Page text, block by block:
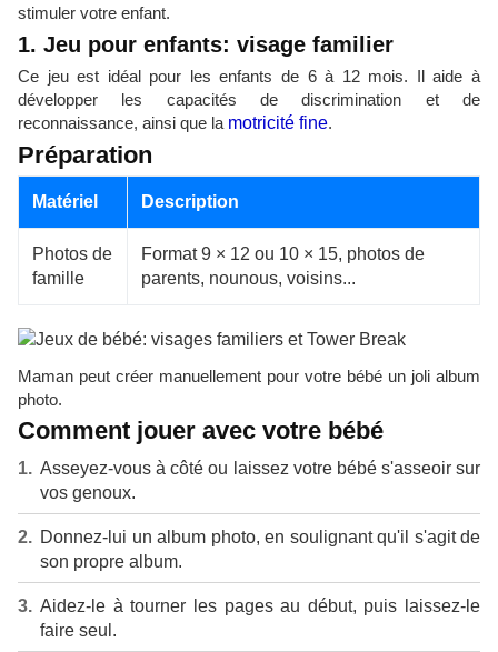
stimuler votre enfant.
1. Jeu pour enfants: visage familier
Ce jeu est idéal pour les enfants de 6 à 12 mois. Il aide à
développer les capacités de discrimination et de
reconnaissance, ainsi que la motricité fine.
Préparation
Matériel Description
Photos de
famille
Format 9 × 12 ou 10 × 15, photos de
parents, nounous, voisins...
Maman peut créer manuellement pour votre bébé un joli album
photo.
Comment jouer avec votre bébé
Asseyez-vous à côté ou laissez votre bébé s'asseoir sur
vos genoux.
Donnez-lui un album photo, en soulignant qu'il s'agit de
son propre album.
Aidez-le à tourner les pages au début, puis laissez-le
faire seul.